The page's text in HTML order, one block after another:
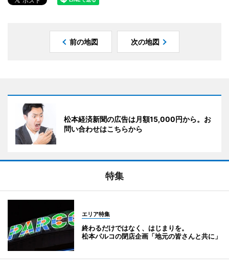
前の地図 次の地図
松本経済新聞の広告は月額15,000円から。お
問い合わせはこちらから
特集
エリア特集
終わるだけではなく、はじまりを。
松本パルコの閉店企画「地元の皆さんと共に」